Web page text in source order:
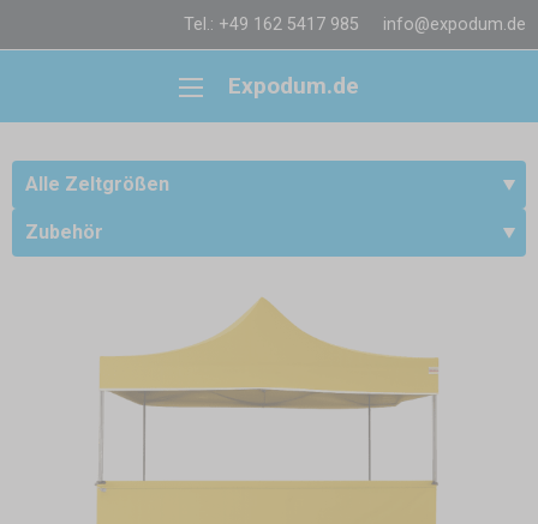
Tel.: +49 162 5417 985 info@expodum.de
Expodum.de
Alle Zeltgrößen
Zubehör